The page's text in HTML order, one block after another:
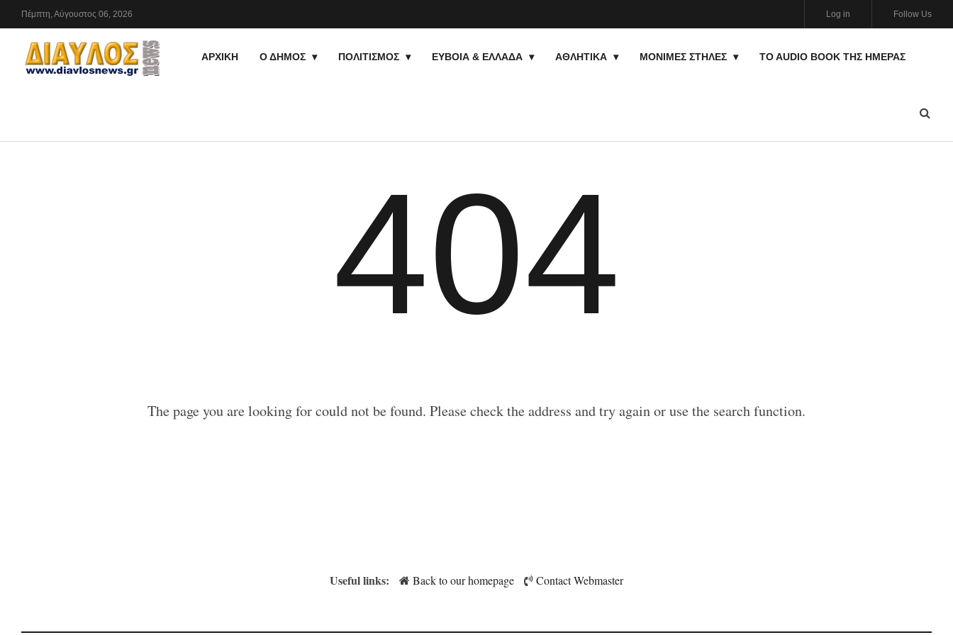
Πέμπτη,Αύγουστος 06, 2026 Follow Us
Log in
ΑΡΧΙΚΗ Ο ΔΗΜΟΣ ΠΟΛΙΤΙΣΜΟΣ ΕΥΒΟΙΑ & ΕΛΛΑΔΑ ΑΘΛΗΤΙΚΑ ΜΟΝΙΜΕΣ ΣΤΗΛΕΣ TO AUDIO BOOK ΤΗΣ ΗΜΈΡΑΣ
404
The page you are looking for could not be found. Please check the address and try again or use the search function.
Useful links: Back to our homepage Contact Webmaster